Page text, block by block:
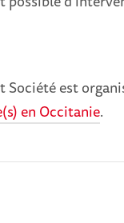
Société est
en Occitanie.